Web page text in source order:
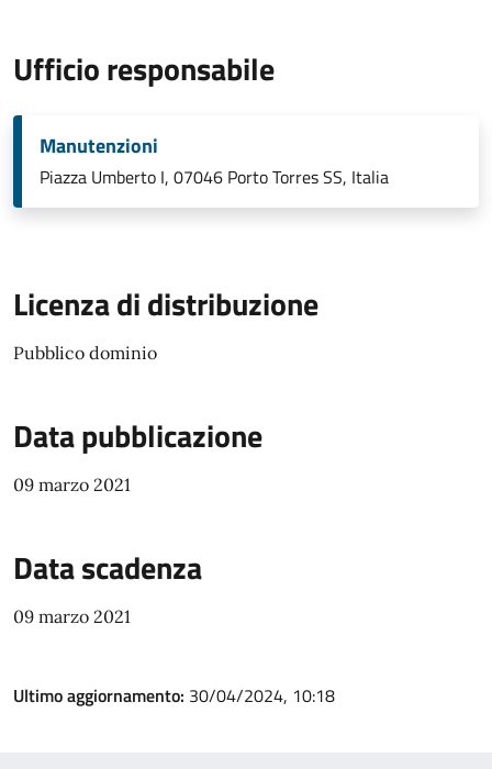
Ufficio responsabile
Manutenzioni
Piazza Umberto I, 07046 Porto Torres SS, Italia
Licenza di distribuzione
Pubblico dominio
Data pubblicazione
09 marzo 2021
Data scadenza
09 marzo 2021
Ultimo aggiornamento: 30/04/2024, 10:18